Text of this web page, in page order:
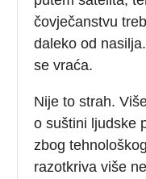
čovječanstvu
daleko od
se vraća.
Nije to strah.
o suštini ljudske
zbog
razotkriva više